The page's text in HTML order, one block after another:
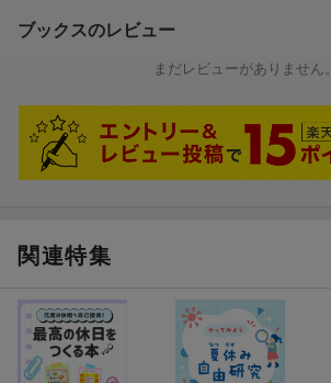
ブックスのレビュー
まだレビューがありません。
関連特集